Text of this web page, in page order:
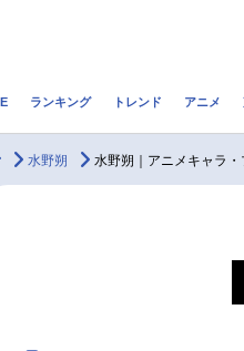
ランキング トレンド アニメ
animateTimes
水野朔 水野朔｜アニメキャラ